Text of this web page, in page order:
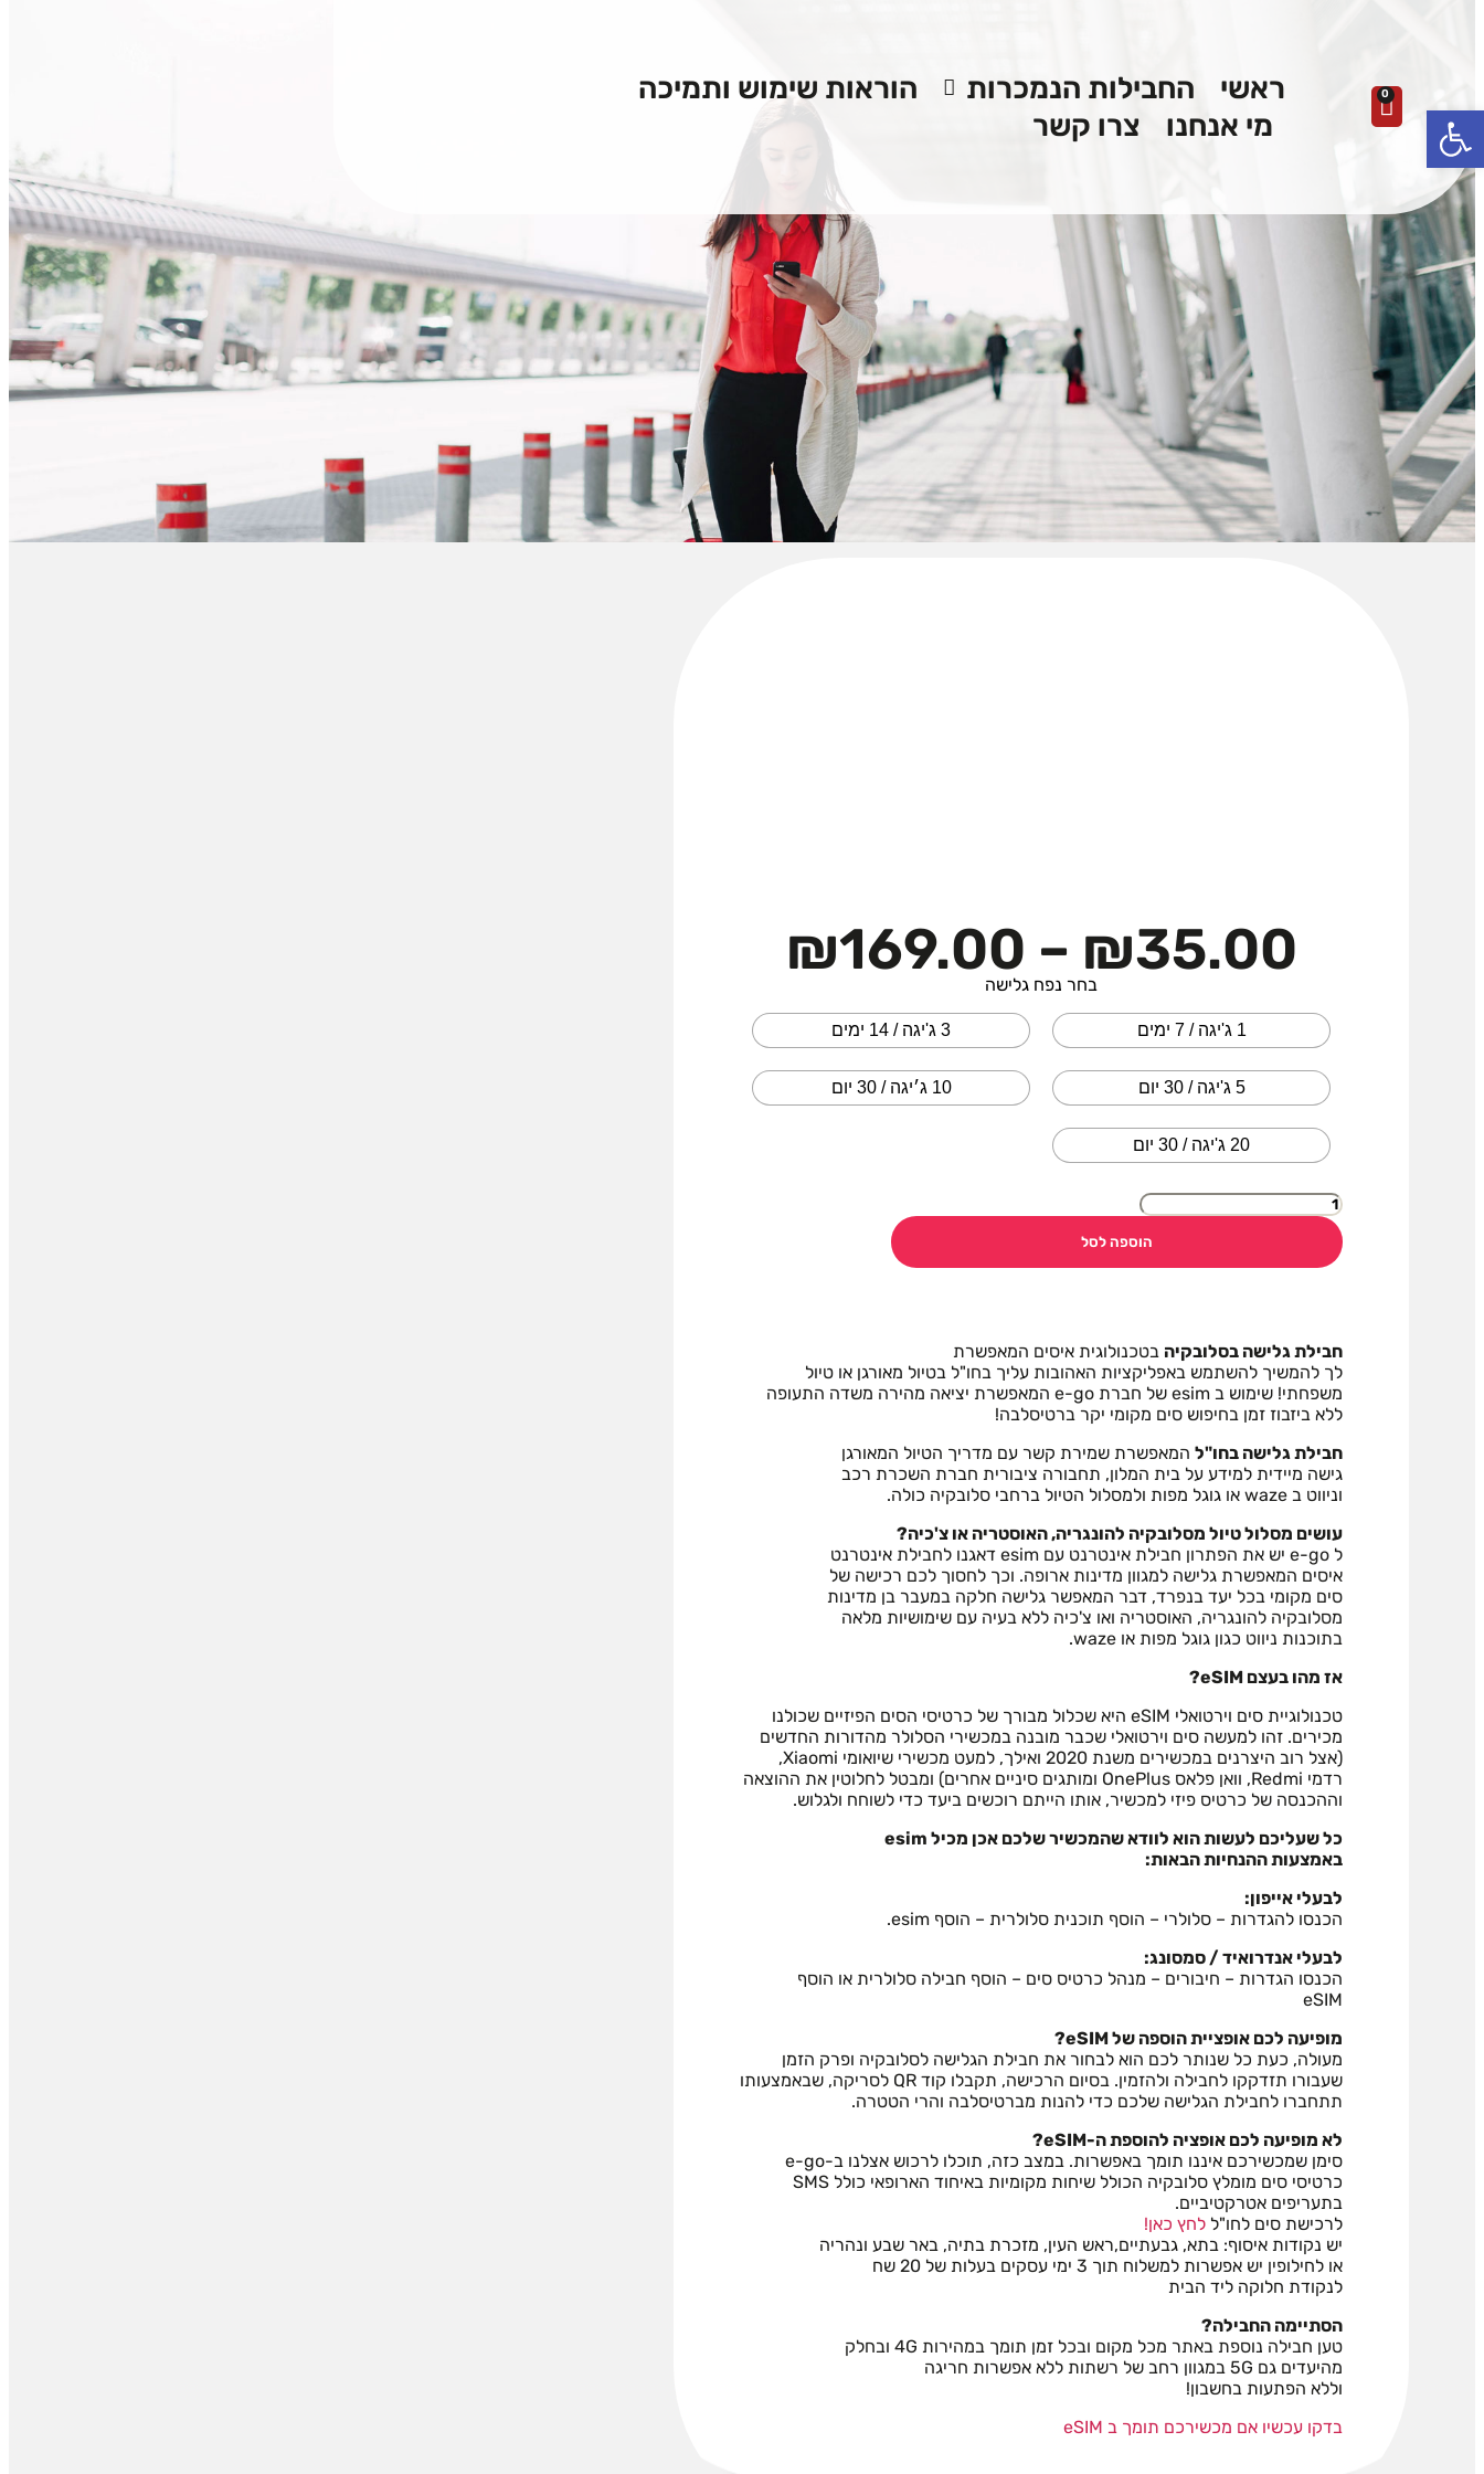
0 ראשי החבילות הנמכרות
הוראות שימוש ותמיכה
מי אנחנו
צרו קשר
₪35.00
–
₪169.00
בחר נפח גלישה
1 ג'יגה / 7 ימים 3 ג'יגה / 14 ימים
5 ג'יגה / 30 יום 10 ג׳יגה / 30 יום
20 ג'יגה / 30 יום
הוספה לסל
חבילת גלישה בסלובקיה בטכנולוגית איסים המאפשרת
לך להמשיך להשתמש באפליקציות האהובות עליך בחו"ל בטיול מאורגן או טיול
משפחתי! שימוש ב esim של חברת e-go המאפשרת יציאה מהירה משדה התעופה
ללא ביזבוז זמן בחיפוש סים מקומי יקר ברטיסלבה!
חבילת גלישה בחו"ל המאפשרת שמירת קשר עם מדריך הטיול המאורגן
גישה מיידית למידע על בית המלון, תחבורה ציבורית חברת השכרת רכב
וניווט ב waze או גוגל מפות ולמסלול הטיול ברחבי סלובקיה כולה.
עושים מסלול טיול מסלובקיה להונגריה, האוסטריה או צ'כיה?
ל e-go יש את הפתרון חבילת אינטרנט עם esim דאגנו לחבילת אינטרנט
איסים המאפשרת גלישה למגוון מדינות ארופה. וכך לחסוך לכם רכישה של
סים מקומי בכל יעד בנפרד, דבר המאפשר גלישה חלקה במעבר בן מדינות
מסלובקיה להונגריה, האוסטריה ואו צ'כיה ללא בעיה עם שימושיות מלאה
בתוכנות ניווט כגון גוגל מפות או waze.
אז מהו בעצם eSIM?
טכנולוגיית סים וירטואלי eSIM היא שכלול מבורך של כרטיסי הסים הפיזיים שכולנו
מכירים. זהו למעשה סים וירטואלי שכבר מובנה במכשירי הסלולר מהדורות החדשים
(אצל רוב היצרנים במכשירים משנת 2020 ואילך, למעט מכשירי שיואומי Xiaomi,
רדמי Redmi, וואן פלאס OnePlus ומותגים סיניים אחרים) ומבטל לחלוטין את ההוצאה
וההכנסה של כרטיס פיזי למכשיר, אותו הייתם רוכשים ביעד כדי לשוחח ולגלוש.
כל שעליכם לעשות הוא לוודא שהמכשיר שלכם אכן מכיל esim
באמצעות ההנחיות הבאות:
לבעלי אייפון:
הכנסו להגדרות – סלולרי – הוסף תוכנית סלולרית – הוסף esim.
לבעלי אנדרואיד / סמסונג:
הכנסו הגדרות – חיבורים – מנהל כרטיס סים – הוסף חבילה סלולרית או הוסף
eSIM
מופיעה לכם אופציית הוספה של eSIM?
מעולה, כעת כל שנותר לכם הוא לבחור את חבילת הגלישה לסלובקיה ופרק הזמן
שעבורו תזדקקו לחבילה ולהזמין. בסיום הרכישה, תקבלו קוד QR לסריקה, שבאמצעותו
תתחברו לחבילת הגלישה שלכם כדי להנות מברטיסלבה והרי הטטרה.
לא מופיעה לכם אופציה להוספת ה-eSIM?
סימן שמכשירכם איננו תומך באפשרות. במצב כזה, תוכלו לרכוש אצלנו ב-e-go
כרטיסי סים מומלץ סלובקיה הכולל שיחות מקומיות באיחוד הארופאי כולל SMS
בתעריפים אטרקטיביים.
לרכישת סים לחו"ל לחץ כאן!
יש נקודות איסוף: בתא, גבעתיים,ראש העין, מזכרת בתיה, באר שבע ונהריה
או לחילופין יש אפשרות למשלוח תוך 3 ימי עסקים בעלות של 20 שח
לנקודת חלוקה ליד הבית
הסתיימה החבילה?
טען חבילה נוספת באתר מכל מקום ובכל זמן תומך במהירות 4G ובחלק
מהיעדים גם 5G במגוון רחב של רשתות ללא אפשרות חריגה
וללא הפתעות בחשבון!
בדקו עכשיו אם מכשירכם תומך ב eSIM
פתח סרגל נגישות